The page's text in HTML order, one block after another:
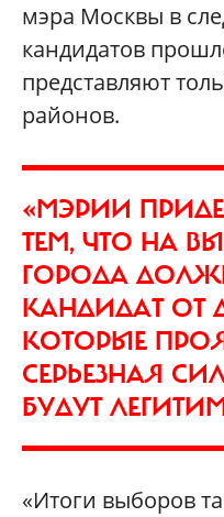
мэра Москвы в
кандидатов
представляют
районов.
«МЭРИИ
ТЕМ, ЧТО НА
ГОРОДА
КАНДИДАТ ОТ
КОТОРЫЕ
СЕРЬЕЗНАЯ
БУДУТ
«Итоги выборов